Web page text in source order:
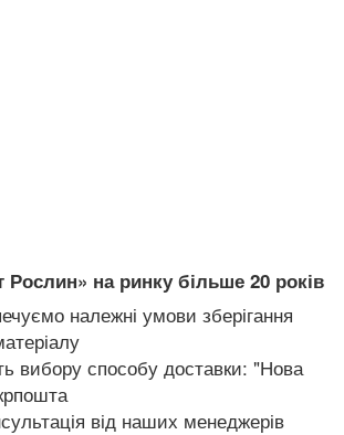
Рослин» на ринку більше 20 років
належні умови зберігання
вибору способу доставки: "Нова
від наших менеджерів